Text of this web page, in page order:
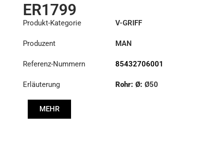
ER1799
Produkt-Kategorie V-GRIFF
Produzent MAN
Referenz-Nummern 85432706001
Erläuterung Rohr: Ø: Ø50
MEHR